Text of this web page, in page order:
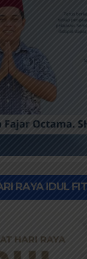
RAYA IDUL